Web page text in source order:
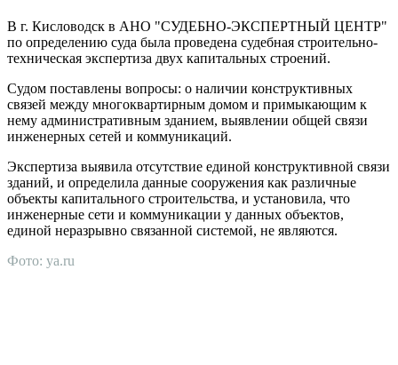
В г. Кисловодск в АНО "СУДЕБНО-ЭКСПЕРТНЫЙ ЦЕНТР"
по определению суда была проведена судебная строительно-
техническая экспертиза двух капитальных строений.
Судом поставлены вопросы: о наличии конструктивных
связей между многоквартирным домом и примыкающим к
нему административным зданием, выявлении общей связи
инженерных сетей и коммуникаций.
Экспертиза выявила отсутствие единой конструктивной связи
зданий, и определила данные сооружения как различные
объекты капитального строительства, и установила, что
инженерные сети и коммуникации у данных объектов,
единой неразрывно связанной системой, не являются.
Фото: ya.ru